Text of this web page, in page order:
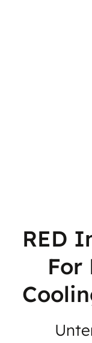
RED
For